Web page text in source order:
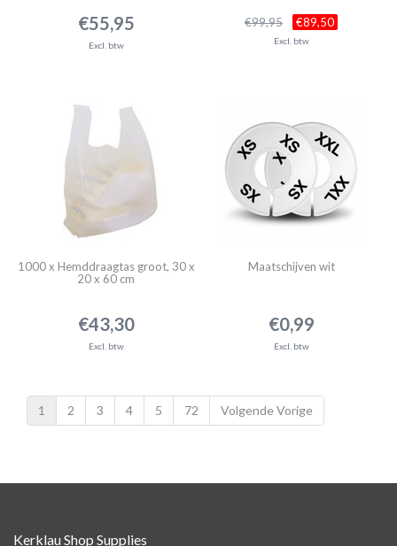
€55,95
Excl. btw
€99,95 €89,50
Excl. btw
1000 x Hemddraagtas groot, 30 x
20 x 60 cm
€43,30
Excl. btw
Maatschijven wit
€0,99
Excl. btw
1 2 3 4 5 72 Volgende Vorige
Kerklau Shop Supplies